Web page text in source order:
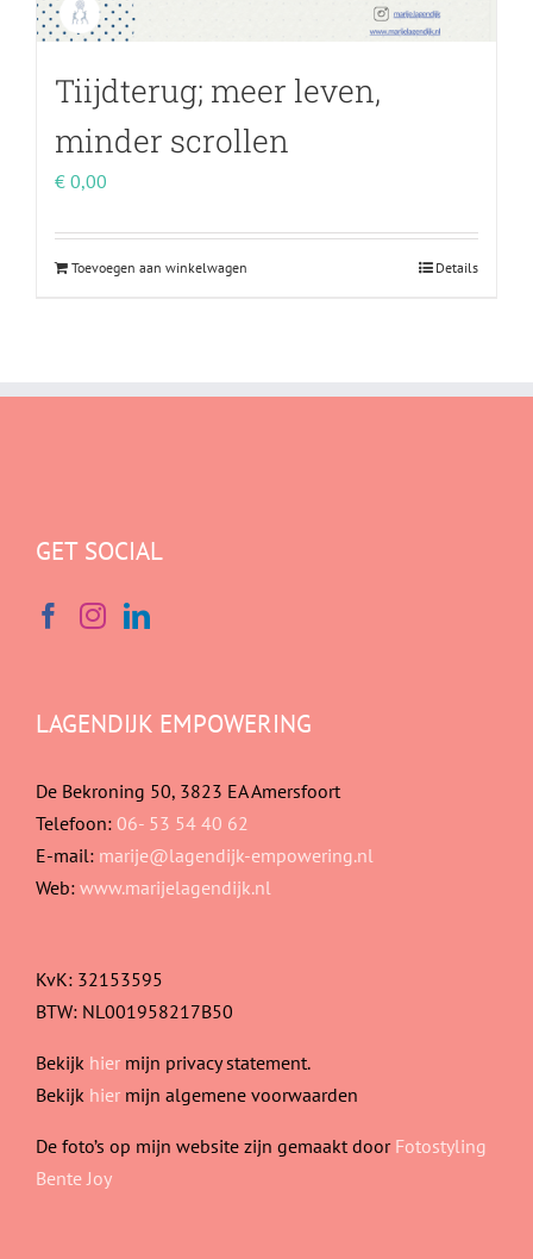
Tiijdterug; meer leven,
minder scrollen
€ 0,00
Toevoegen aan winkelwagen Details
GET SOCIAL
LAGENDIJK EMPOWERING
De Bekroning 50, 3823 EA Amersfoort
Telefoon: 06- 53 54 40 62
E-mail: marije@lagendijk-empowering.nl
Web: www.marijelagendijk.nl
KvK: 32153595
BTW: NL001958217B50
Bekijk hier mijn privacy statement.
Bekijk hier mijn algemene voorwaarden
De foto’s op mijn website zijn gemaakt door Fotostyling
Bente Joy